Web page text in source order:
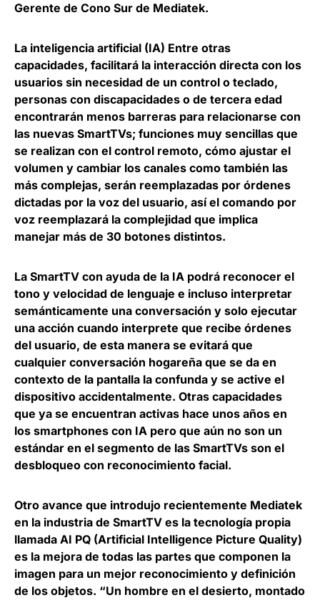
Gerente de Cono Sur de Mediatek.
La inteligencia artificial (IA) Entre otras
capacidades, facilitará la interacción directa con los
usuarios sin necesidad de un control o teclado,
personas con discapacidades o de tercera edad
encontrarán menos barreras para relacionarse con
las nuevas SmartTVs; funciones muy sencillas que
se realizan con el control remoto, cómo ajustar el
volumen y cambiar los canales como también las
más complejas, serán reemplazadas por órdenes
dictadas por la voz del usuario, asíel comando por
voz reemplazará la complejidad que implica
manejar más de 30 botones distintos.
La SmartTV con ayuda de la IA podrá reconocer el
tono y velocidad de lenguaje e incluso interpretar
semánticamente una conversación y solo ejecutar
una acción cuando interprete que recibe órdenes
del usuario, de esta manera se evitará que
cualquier conversación hogareña que se da en
contexto de la pantalla la confunda y se active el
dispositivo accidentalmente. Otras capacidades
que ya se encuentran activas hace unos años en
los smartphones con IA pero que aún no son un
estándar en el segmento de las SmartTVs son el
desbloqueo con reconocimiento facial.
Otro avance que introdujo recientemente Mediatek
en la industria de SmartTV es la tecnología propia
llamada AI PQ (Artificial Intelligence Picture Quality)
es la mejora de todas las partes que componen la
imagen para un mejor reconocimiento y definición
de los objetos. “Un hombre en el desierto, montado